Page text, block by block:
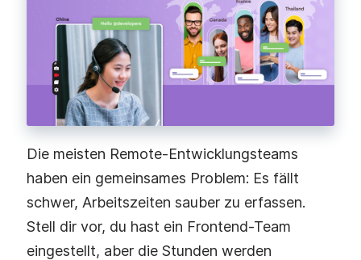
Die meisten Remote-Entwicklungsteams
haben ein gemeinsames Problem: Es fällt
schwer, Arbeitszeiten sauber zu erfassen.
Stell dir vor, du hast ein Frontend-Team
eingestellt, aber die Stunden werden